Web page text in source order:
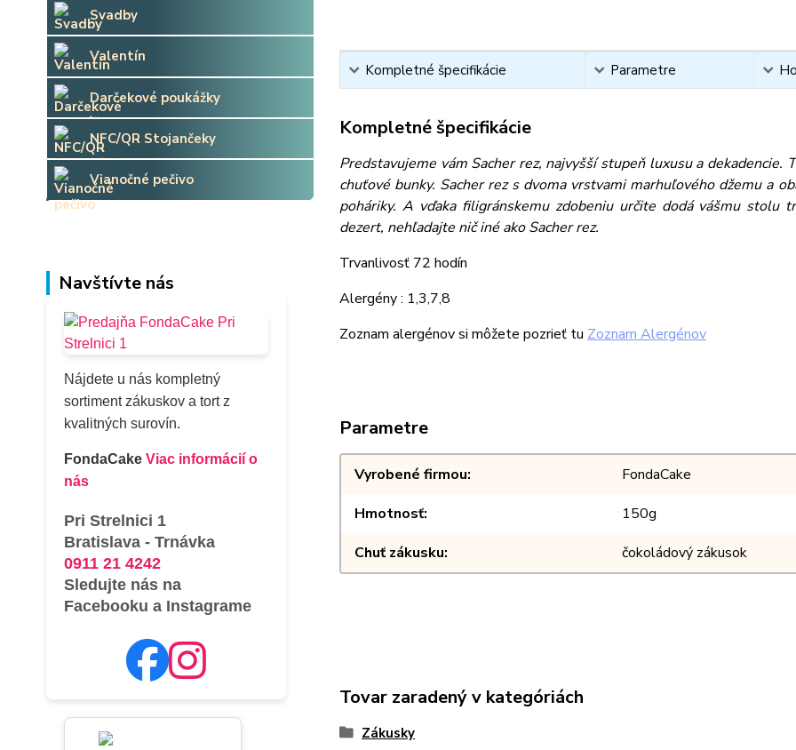
Svadby
Valentín
Darčekové poukážky
NFC/QR Stojančeky
Vianočné pečivo
Navštívte nás
Nájdete u nás kompletný
sortiment zákuskov a tort z
kvalitných surovín.
FondaCake Viac informácií o
nás
Pri Strelnici 1
Bratislava - Trnávka
0911 21 4242
Sledujte nás na
Facebooku a Instagrame
Kompletné špecifikácie Parametre
Kompletné špecifikácie
Predstavujeme vám Sacher rez, najvyšší stupeň luxusu a
chuťové bunky. Sacher rez s dvoma vrstvami marhuľového džemu a
poháriky. A vďaka filigránskemu zdobeniu určite dodá vášmu stolu
dezert, nehľadajte nič iné ako Sacher rez.
Trvanlivosť 72 hodín
Alergény : 1,3,7,8
Zoznam alergénov si môžete pozrieť tu Zoznam Alergénov
Parametre
Vyrobené firmou
FondaCake
Hmotnosť
150g
Chuť zákusku
čokoládový zákusok
Tovar zaradený v kategóriách
Zákusky